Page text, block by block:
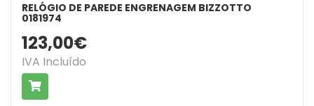
RELÓGIO DE PAREDE ENGRENAGEM BIZZOTTO
0181974
123,00€
IVA Incluído
COMPRAR